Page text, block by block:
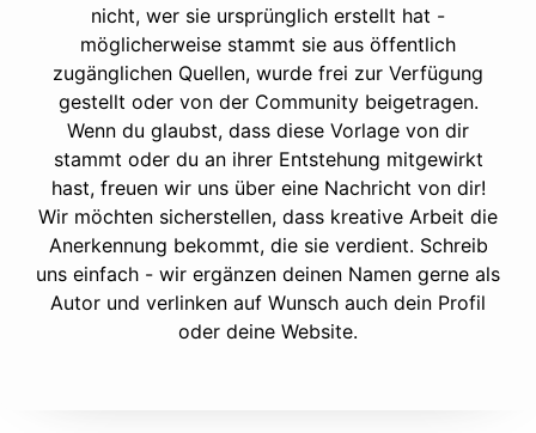
nicht, wer sie ursprünglich erstellt hat -
möglicherweise stammt sie aus öffentlich
zugänglichen Quellen, wurde frei zur Verfügung
gestellt oder von der Community beigetragen.
Wenn du glaubst, dass diese Vorlage von dir
stammt oder du an ihrer Entstehung mitgewirkt
hast, freuen wir uns über eine Nachricht von dir!
Wir möchten sicherstellen, dass kreative Arbeit die
Anerkennung bekommt, die sie verdient. Schreib
uns einfach - wir ergänzen deinen Namen gerne als
Autor und verlinken auf Wunsch auch dein Profil
oder deine Website.